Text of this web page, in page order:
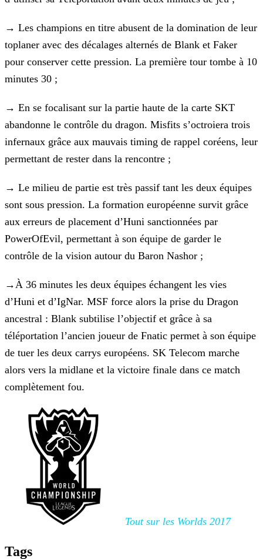
→ Les champions en titre abusent de la domination de leur
toplaner avec des décalages alternés de Blank et Faker
pour conserver cette pression. La première tour tombe à 10
minutes 30 ;
→ En se focalisant sur la partie haute de la carte SKT
abandonne le contrôle du dragon. Misfits s’octroiera trois
infernaux grâce aux mauvais timing de rappel coréens, leur
permettant de rester dans la rencontre ;
→ Le milieu de partie est très passif tant les deux équipes
sont sous pression. La formation européenne survit grâce
aux erreurs de placement d’Huni sanctionnées par
PowerOfEvil, permettant à son équipe de garder le
contrôle de la vision autour du Baron Nashor ;
→À 36 minutes les deux équipes échangent les vies
d’Huni et d’IgNar. MSF force alors la prise du Dragon
ancestral : Blank subtilise l’objectif et grâce à sa
téléportation l’ancien joueur de Fnatic permet à son équipe
de tuer les deux carrys européens. SK Telecom marche
alors vers la midlane et la victoire finale dans ce match
complètement fou.
Tout sur les Worlds 2017
Tags